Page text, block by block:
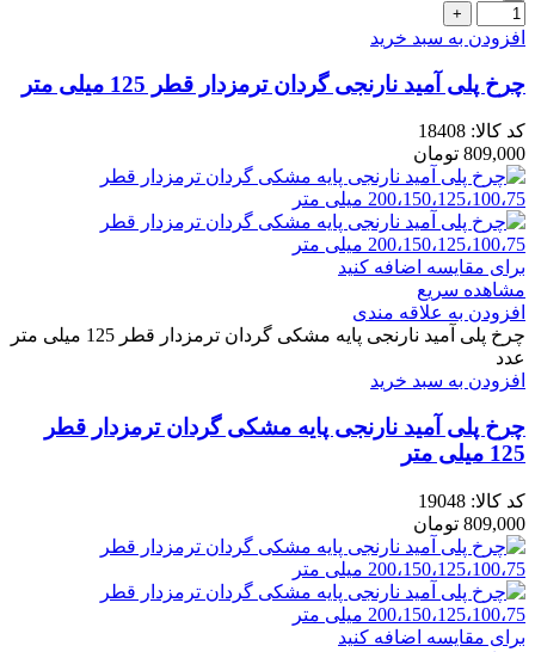
افزودن به سبد خرید
چرخ پلی آمید نارنجی گردان ترمزدار قطر 125 میلی متر
کد کالا: 18408
809,000 تومان
برای مقایسه اضافه کنید
مشاهده سریع
افزودن به علاقه مندی
چرخ پلی آمید نارنجی پایه مشکی گردان ترمزدار قطر 125 میلی متر
عدد
افزودن به سبد خرید
چرخ پلی آمید نارنجی پایه مشکی گردان ترمزدار قطر
125 میلی متر
کد کالا: 19048
809,000 تومان
برای مقایسه اضافه کنید